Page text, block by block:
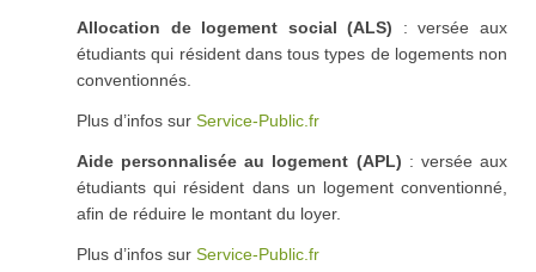
Allocation de logement social (ALS) : versée aux
étudiants qui résident dans tous types de logements non
conventionnés.
Plus d’infos sur Service-Public.fr
Aide personnalisée au logement (APL) : versée aux
étudiants qui résident dans un logement conventionné,
afin de réduire le montant du loyer.
Plus d’infos sur Service-Public.fr